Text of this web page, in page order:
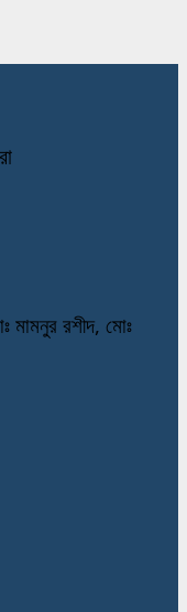
মামনুর রশীদ, মোঃ